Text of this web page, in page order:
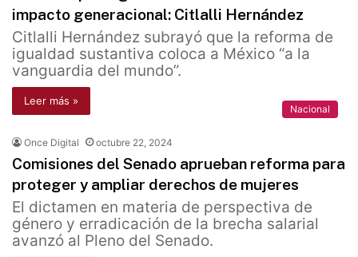
impacto generacional: Citlalli Hernández
Citlalli Hernández subrayó que la reforma de
igualdad sustantiva coloca a México “a la
vanguardia del mundo”.
Leer más »
Nacional
Once Digital octubre 22, 2024
Comisiones del Senado aprueban reforma para
proteger y ampliar derechos de mujeres
El dictamen en materia de perspectiva de
género y erradicación de la brecha salarial
avanzó al Pleno del Senado.